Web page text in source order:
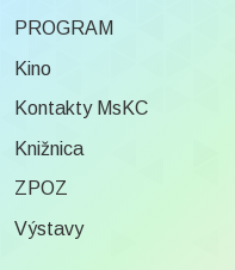
PROGRAM
Kino
Kontakty MsKC
Knižnica
ZPOZ
Výstavy